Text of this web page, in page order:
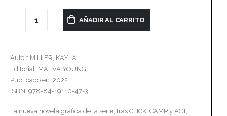
AÑADIR AL CARRITO
Autor: MILLER, KAYLA
Editorial: MAEVA YOUNG
Publicado en: 2022
ISBN: 978-84-19110-47-3
La nueva novela gráfica de la serie, tras CLICK, CAMP y ACT,